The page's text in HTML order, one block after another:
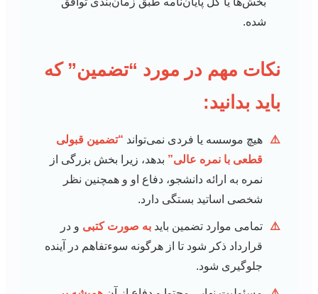
شده.
نکات مهم در مورد “تضمین” که
باید بدانید:
⚠️ هیچ موسسه یا فردی نمی‌تواند “تضمین قبولی
قطعی با نمره عالی” بدهد، زیرا بخش بزرگی از
نمره به ارائه دانشجو، دفاع او و همچنین نظر
شخصی اساتید بستگی دارد.
⚠️ تمامی موارد تضمین باید به صورت کتبی و در
قرارداد ذکر شود تا از هرگونه سوءتفاهم در آینده
جلوگیری شود.